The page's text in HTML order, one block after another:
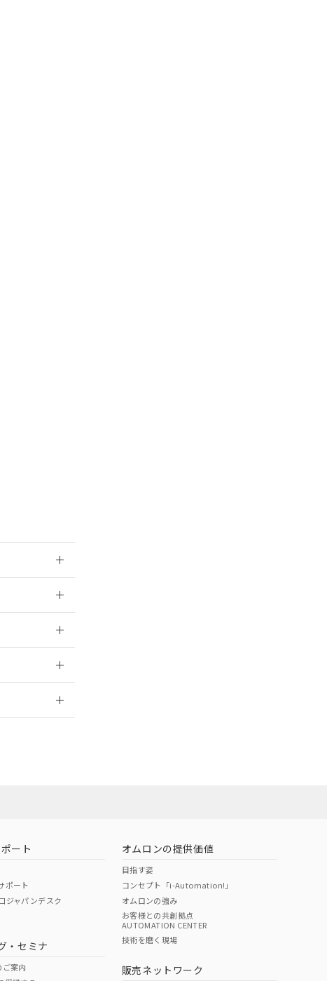
ではありません。
製品に未対応品が
2022年1月12日よ
ート
ポート
ジャパンデスク
・セミナ
案内
オムロンの提供価値
目指す姿
コンセプト「i-Automation!」
オムロンの強み
お客様との共創拠点
AUTOMATION CENTER
技術を磨く現場
販売ネットワーク